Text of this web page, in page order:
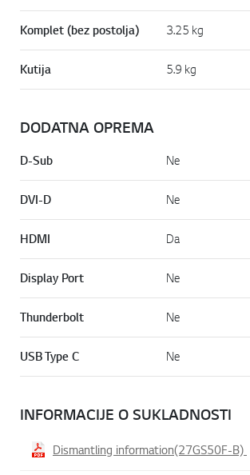
Komplet (bez postolja) 3.25 kg
Kutija 5.9 kg
DODATNA OPREMA
D-Sub Ne
DVI-D Ne
HDMI Da
Display Port Ne
Thunderbolt Ne
USB Type C Ne
INFORMACIJE O SUKLADNOSTI
Dismantling information(27GS50F-B)